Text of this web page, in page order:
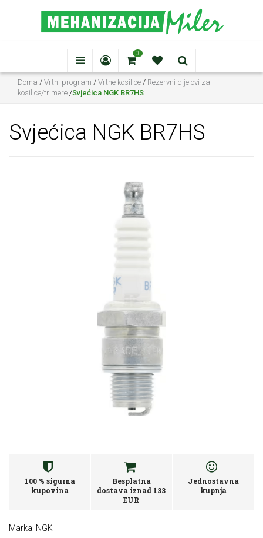
0
Doma / Vrtni program / Vrtne kosilice / Rezervni dijelovi za
kosilice/trimere /Svjećica NGK BR7HS
Svjećica NGK BR7HS
100 % sigurna
kupovina
Besplatna
dostava iznad 133
EUR
Jednostavna
kupnja
Marka: NGK